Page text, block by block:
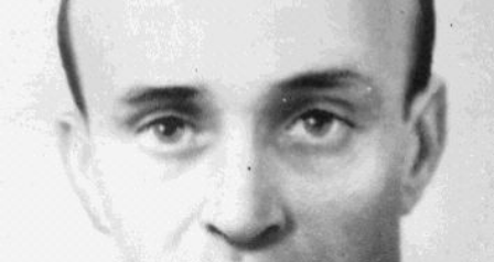
СТРУКТУРА
Президія НАН України
Апарат Президії
Секція фізико-технічних і математичних
Секція хімічних і біологічних наук